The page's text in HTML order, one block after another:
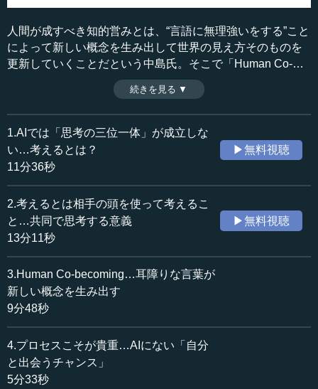
人間が成すべき知的営みとは、“言語に無理強いをする”こと
によって新しい概念を生み出して世界の見え方そのものを
更新していくことだという中島氏。そこで「Human Co-
becoming」、すなわち他者や環境との関わりの中で人間的
になっていくプロセスを提示している。いったいどういう
ことなのか。イスラーム研究者・井筒俊彦氏の話などを交
えながら解説する。（2025年7月12日開催:早稲田大学Life
Redesign College〈LRC〉講座より、全7話中第3話）
※司会者：川上達史（テンミニッツ・アカデミー編集長）
収録日：2025年7月12日
追加日：2026年1月30日
カテゴリー：
哲学・思想
≪全文≫
●耳障りな言葉に新しい概念を発明するチャンスがあ
―― ちょうど今、大学受験の比喩が出てきましたけれ
ど、中島先生はもちろん、その大学受験の上を超えた学問
ですね。当然、大学受験に出るものは、今の有力説に基づ
ど、研究者として、その新しい概念なり、未来の概念とい
うものはこういうものではないかということで、研究を進
めてこられていると思います。
続きを見る ▼
1.AIでは「思考の三位一体」が成立しな
い…考えるとは？
11分36秒
▶無料視聴
2.考えるとは相手の頭を使って考えるこ
と…共同で思考する意義
13分11秒
▶無料視聴
3.Human Co-becoming…耳障りな言葉が
新しい概念を生み出す
9分48秒
4.プロセスこそが貴重…AIにない「自分
と出会うチャンス」
5分33秒